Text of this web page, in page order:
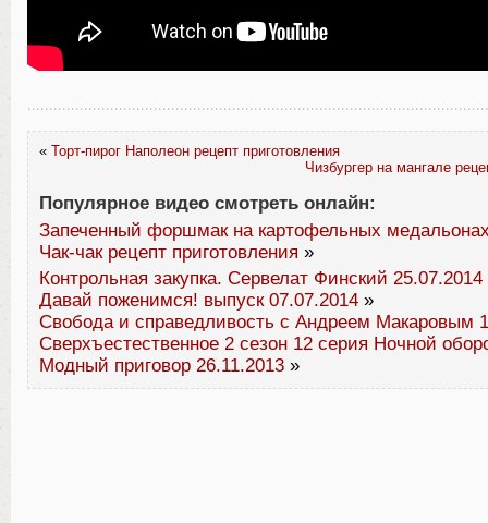
« Торт-пирог Наполеон рецепт приготовления
Чизбургер на мангале
Популярное видео смотреть онлайн:
Запеченный форшмак на картофельных
Чак-чак рецепт приготовления »
Контрольная закупка. Сервелат Финский 25.07.2014
Давай поженимся! выпуск 07.07.2014 »
Свобода и справедливость с Андреем Макаровым
Сверхъестественное 2 сезон 12 серия Ночной
Модный приговор 26.11.2013 »